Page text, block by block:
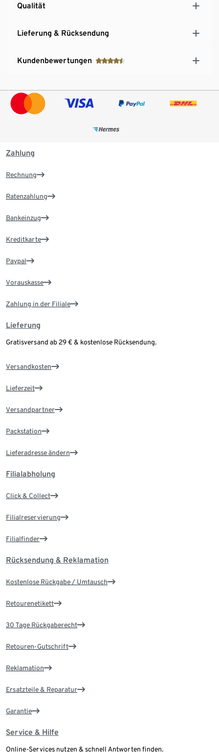
Qualität
Lieferung & Rücksendung
Kundenbewertungen
Zahlung
Rechnung
Ratenzahlung
Bankeinzug
Kreditkarte
Paypal
Vorauskasse
Zahlung in der Filiale
Lieferung
Gratisversand ab 29 € & kostenlose Rücksendung.
Versandkosten
Lieferzeit
Versandpartner
Packstation
Lieferadresse ändern
Filialabholung
Click & Collect
Filialreservierung
Filialfinder
Rücksendung & Reklamation
Kostenlose Rückgabe / Umtausch
Retourenetikett
30 Tage Rückgaberecht
Retouren-Gutschrift
Reklamation
Ersatzteile & Reparatur
Garantie
Service & Hilfe
Online-Services nutzen & schnell Antworten finden.